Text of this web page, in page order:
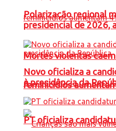
Mortes violentas
feminicídios
Polarização regional
presidencial de 2026,
Novo oficializa a
à presidência da
PT oficializa